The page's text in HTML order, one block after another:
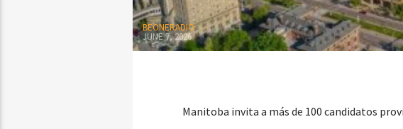
BEONERADIO
JUNE 7, 2026
Manitoba invita a más de 100 candidatos